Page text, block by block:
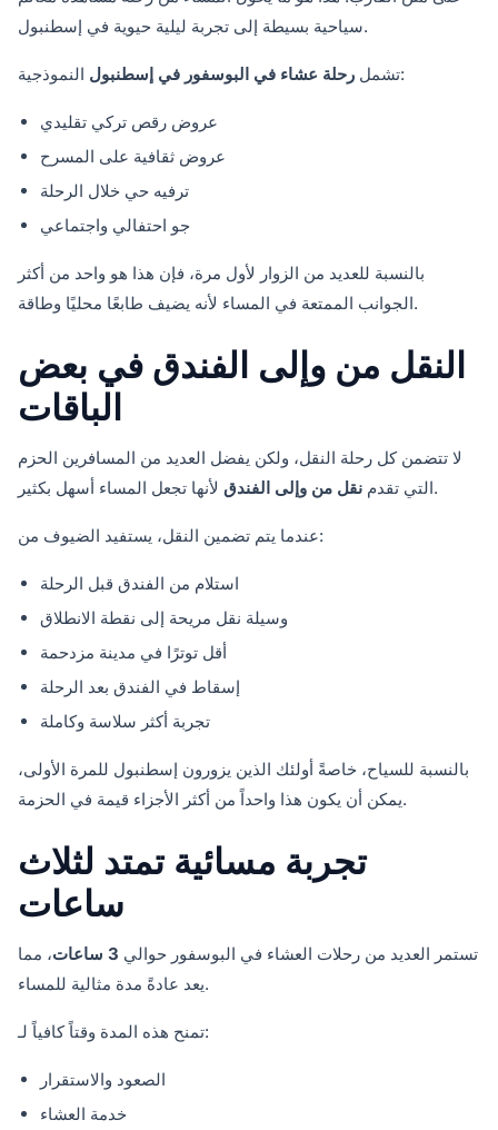
سياحية بسيطة إلى تجربة ليلية حيوية في إسطنبول.
تشمل رحلة عشاء في البوسفور في إسطنبول النموذجية:
عروض رقص تركي تقليدي
عروض ثقافية على المسرح
ترفيه حي خلال الرحلة
جو احتفالي واجتماعي
بالنسبة للعديد من الزوار لأول مرة، فإن هذا هو واحد من أكثر
الجوانب الممتعة في المساء لأنه يضيف طابعًا محليًا وطاقة.
النقل من وإلى الفندق في بعض
الباقات
لا تتضمن كل رحلة النقل، ولكن يفضل العديد من المسافرين الحزم
التي تقدم نقل من وإلى الفندق لأنها تجعل المساء أسهل بكثير.
عندما يتم تضمين النقل، يستفيد الضيوف من:
استلام من الفندق قبل الرحلة
وسيلة نقل مريحة إلى نقطة الانطلاق
أقل توترًا في مدينة مزدحمة
إسقاط في الفندق بعد الرحلة
تجربة أكثر سلاسة وكاملة
بالنسبة للسياح، خاصةً أولئك الذين يزورون إسطنبول للمرة الأولى،
يمكن أن يكون هذا واحداً من أكثر الأجزاء قيمة في الحزمة.
تجربة مسائية تمتد لثلاث
ساعات
تستمر العديد من رحلات العشاء في البوسفور حوالي 3 ساعات
، مما
يعد عادةً مدة مثالية للمساء.
تمنح هذه المدة وقتاً كافياً لـ:
الصعود والاستقرار
خدمة العشاء